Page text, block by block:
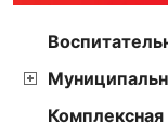
Комплексная